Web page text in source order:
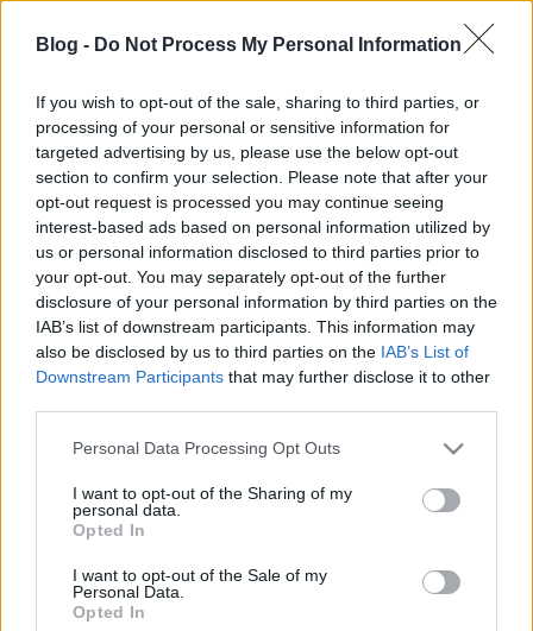
Blog - Do Not Process My Personal Information
If you wish to opt-out of the sale, sharing to third parties, or
processing of your personal or sensitive information for
targeted advertising by us, please use the below opt-out
section to confirm your selection. Please note that after your
opt-out request is processed you may continue seeing
interest-based ads based on personal information utilized by
us or personal information disclosed to third parties prior to
your opt-out. You may separately opt-out of the further
disclosure of your personal information by third parties on the
IAB’s list of downstream participants. This information may
also be disclosed by us to third parties on the IAB’s List of
Downstream Participants that may further disclose it to other
Please note that this website/app uses one or more Google
not limited to your visit or usage behaviour. You may click to
grant or deny consent to Google and its third-party tags to
use your data for below specified purposes in below Google
consent section.
Personal Data Processing Opt Outs
I want to opt-out of the Sharing of my
personal data.
Opted In
I want to opt-out of the Sale of my
Personal Data.
Opted In
Tegnap megnéztem az Andromakhét az Örkény
francia Shakespeare, de a két klasszicista, Corneille
és Racine, inkább Ben Johnson és Marlowe, akik nem
feltétlenül kívánkoznak le az irodalmi múzeumok
virtuális polcairól. Valamit csinálni kell velük, mert…
Isten áldja Johan Lundberget avagy
újra lecsapott a Mandiner
jotunder • 2021. december 17.
Az egykori véresszájú antiszemita Veszprémy
prüntyike interjút készített egy Johan Lundberg nevű
tehetségpusztító NER-intézmény szíves
vendégszeretetét élvezi havi sok ezer euróért. Az MCC
a rezsimet támogató mondatokat vár el a magukat
eladó nyugati…
Puzsér Róbert elmagyarázta a